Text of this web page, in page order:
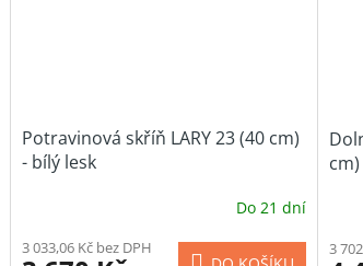
Potravinová skříň LARY 23 (40 cm)
- bílý lesk
Do 21 dní
3 033,06 Kč bez DPH 3